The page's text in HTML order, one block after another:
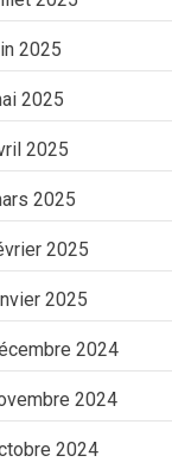
2025
2025
2025
2025
2025
2025
2024
2024
2024